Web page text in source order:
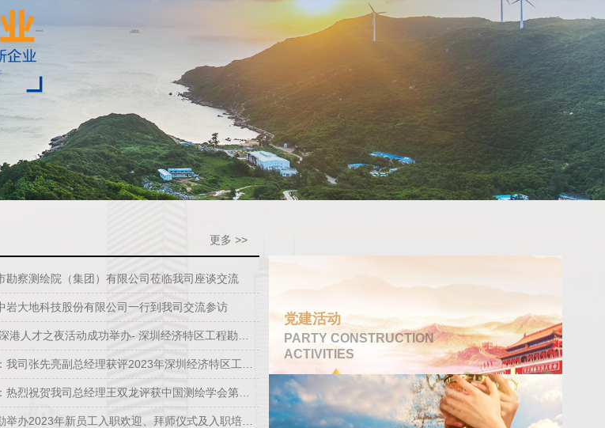
更多 >>
勘察测绘院（集团）有限公司莅临我司座谈交流
岩大地科技股份有限公司一行到我司交流参访
人才之夜活动成功举办- 深圳经济特区工程勘察设计大师颁证仪式
司张先亮副总经理获评2023年深圳经济特区工程勘察设计大师
烈祝贺我司总经理王双龙评获中国测绘学会第二批“工程测量工匠”
举办2023年新员工入职欢迎、拜师仪式及入职培训
党建活动
PARTY CONSTRUCTION
ACTIVITIES